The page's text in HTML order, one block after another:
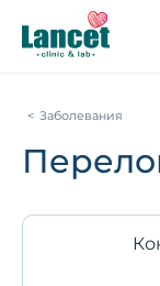
Заболевания